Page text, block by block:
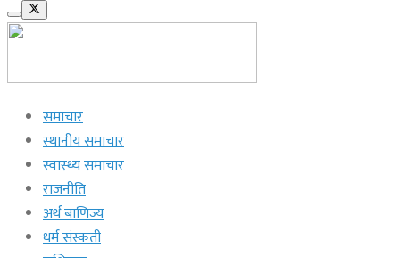
समाचार
स्थानीय समाचार
स्वास्थ्य समाचार
राजनीति
अर्थ बाणिज्य
धर्म संस्कती